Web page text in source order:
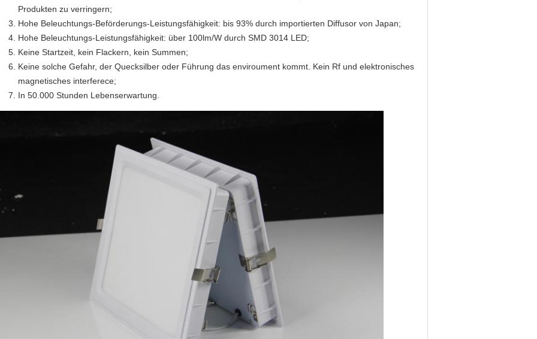
Produkten zu verringern;
Hohe Beleuchtungs-Beförderungs-Leistungsfähigkeit: bis 93% durch importierten Diffusor von Japan;
Hohe Beleuchtungs-Leistungsfähigkeit: über 100lm/W durch SMD 3014 LED;
Keine Startzeit, kein Flackern, kein Summen;
Keine solche Gefahr, der Quecksilber oder Führung das enviroument kommt. Kein Rf und elektronisches
magnetisches interferece;
In 50.000 Stunden Lebenserwartung.